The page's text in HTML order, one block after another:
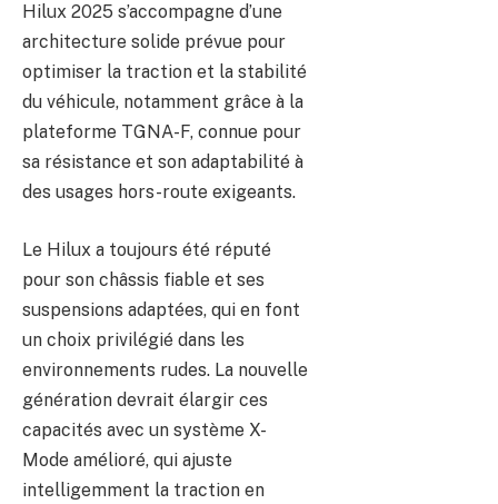
Hilux 2025 s’accompagne d’une
architecture solide prévue pour
optimiser la traction et la stabilité
du véhicule, notamment grâce à la
plateforme TGNA-F, connue pour
sa résistance et son adaptabilité à
des usages hors-route exigeants.
Le Hilux a toujours été réputé
pour son châssis fiable et ses
suspensions adaptées, qui en font
un choix privilégié dans les
environnements rudes. La nouvelle
génération devrait élargir ces
capacités avec un système X-
Mode amélioré, qui ajuste
intelligemment la traction en